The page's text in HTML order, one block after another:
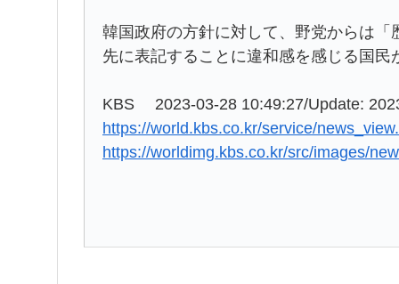
韓国政府の方針に対して、野党からは
先に表記することに違和感を感じる国
KBS 2023-03-28 10:49:27/Update:
https://world.kbs.co.kr/service/
https://worldimg.kbs.co.kr/src/images/